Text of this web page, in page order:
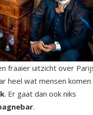
fraaier uitzicht over
heel wat mensen komen
. Er gaat dan ook niks
.